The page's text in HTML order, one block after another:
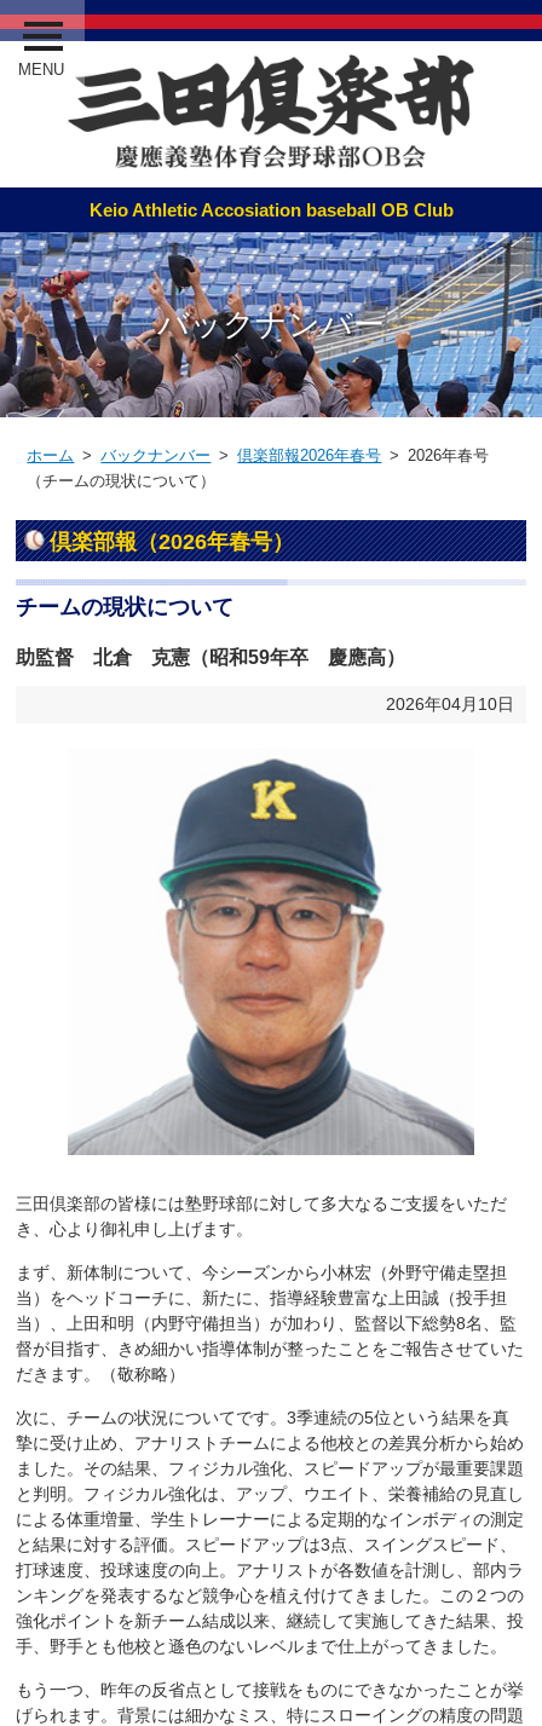
MENU
バックナンバー
ホーム >バックナンバー >倶楽部報2026年春号 > 2026年春号
（チームの現状について）
倶楽部報（2026年春号）
チームの現状について
助監督 北倉 克憲（昭和59年卒 慶應高）
2026年04月10日
三田倶楽部の皆様には塾野球部に対して多大なるご支援をいただ
き、心より御礼申し上げます。
まず、新体制について、今シーズンから小林宏（外野守備走塁担
当）をヘッドコーチに、新たに、指導経験豊富な上田誠（投手担
当）、上田和明（内野守備担当）が加わり、監督以下総勢8名、監
督が目指す、きめ細かい指導体制が整ったことをご報告させていた
だきます。（敬称略）
次に、チームの状況についてです。3季連続の5位という結果を真
摯に受け止め、アナリストチームによる他校との差異分析から始め
ました。その結果、フィジカル強化、スピードアップが最重要課題
と判明。フィジカル強化は、アップ、ウエイト、栄養補給の見直し
による体重増量、学生トレーナーによる定期的なインボディの測定
と結果に対する評価。スピードアップは3点、スイングスピード、
打球速度、投球速度の向上。アナリストが各数値を計測し、部内ラ
ンキングを発表するなど競争心を植え付けてきました。この２つの
強化ポイントを新チーム結成以来、継続して実施してきた結果、投
手、野手とも他校と遜色のないレベルまで仕上がってきました。
もう一つ、昨年の反省点として接戦をものにできなかったことが挙
げられます。背景には細かなミス、特にスローイングの精度の問題